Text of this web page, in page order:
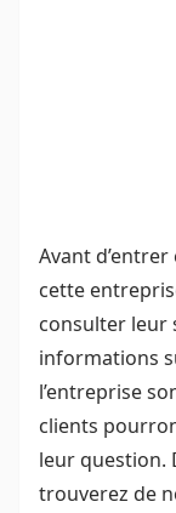
Avant
cette
consulter leur
informations
l’entreprise
clients
leur question.
trouverez de